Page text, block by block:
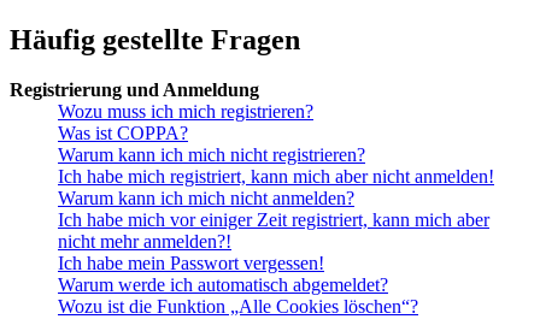
Häufig gestellte Fragen
Registrierung und Anmeldung
Wozu muss ich mich registrieren?
Was ist COPPA?
Warum kann ich mich nicht registrieren?
Ich habe mich registriert, kann mich aber nicht anmelden!
Warum kann ich mich nicht anmelden?
Ich habe mich vor einiger Zeit registriert, kann mich aber
nicht mehr anmelden?!
Ich habe mein Passwort vergessen!
Warum werde ich automatisch abgemeldet?
Wozu ist die Funktion „Alle Cookies löschen“?